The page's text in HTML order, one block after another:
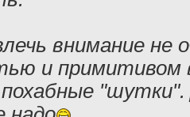
внимание не
и примитивом